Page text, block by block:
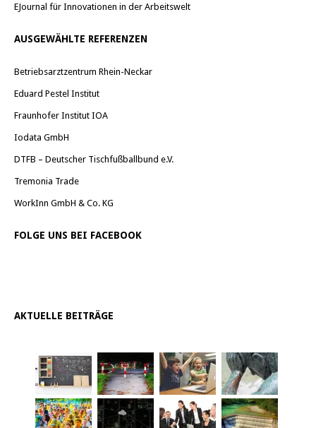
EJournal für Innovationen in der Arbeitswelt
AUSGEWÄHLTE REFERENZEN
Betriebsarztzentrum Rhein-Neckar
Eduard Pestel Institut
Fraunhofer Institut IOA
Iodata GmbH
DTFB – Deutscher Tischfußballbund e.V.
Tremonia Trade
WorkInn GmbH & Co. KG
FOLGE UNS BEI FACEBOOK
AKTUELLE BEITRÄGE